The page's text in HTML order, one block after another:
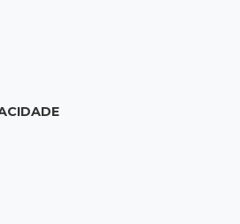
terreno em acidente